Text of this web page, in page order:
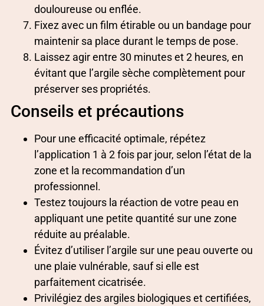
douloureuse ou enflée.
Fixez avec un film étirable ou un bandage pour
maintenir sa place durant le temps de pose.
Laissez agir entre 30 minutes et 2 heures, en
évitant que l’argile sèche complètement pour
préserver ses propriétés.
Conseils et précautions
Pour une efficacité optimale, répétez
l’application 1 à 2 fois par jour, selon l’état de la
zone et la recommandation d’un
professionnel.
Testez toujours la réaction de votre peau en
appliquant une petite quantité sur une zone
réduite au préalable.
Évitez d’utiliser l’argile sur une peau ouverte ou
une plaie vulnérable, sauf si elle est
parfaitement cicatrisée.
Privilégiez des argiles biologiques et certifiées,